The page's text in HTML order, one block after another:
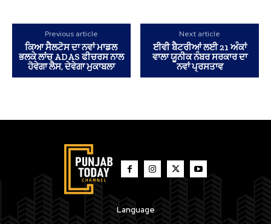
Previous article
ਕਿਆ ਸੈਲਟੋਸ ਦਾ ਨਵਾਂ ਮਾਡਲ
ਭਲਕੇ ਲਾਂਚ ADAS ਫੀਚਰਸ ਨਾਲ
ਹੋਵੇਗਾ ਲੈਸ, ਦੇਵੇਗਾ ਮੁਕਾਬਲਾ
Next article
ਈਵੀ ਬੈਟਰੀਆਂ ਲਈ 21 ਅੰਕਾਂ
ਵਾਲਾ ਯੂਨੀਕ ਨੰਬਰ ਸਰਕਾਰ ਦਾ
ਨਵਾਂ ਪ੍ਰਸਤਾਵ
Language